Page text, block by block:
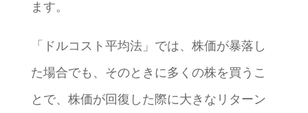
ます。
「ドルコスト平均法」では、株価が暴落し
た場合でも、そのときに多くの株を買うこ
とで、株価が回復した際に大きなリターン